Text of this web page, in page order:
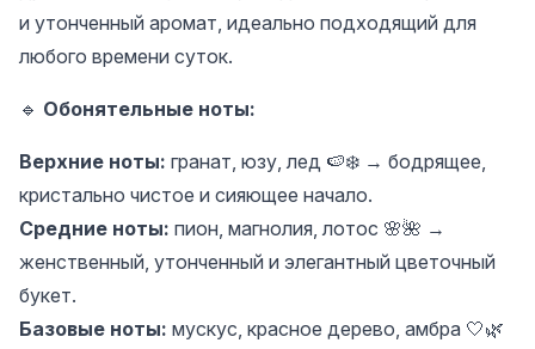
и утонченный аромат, идеально подходящий для
любого времени суток.
🔹 Обонятельные ноты:
Верхние ноты: гранат, юзу, лед 🍉❄️ → бодрящее,
кристально чистое и сияющее начало.
Средние ноты: пион, магнолия, лотос 🌸🌺 →
женственный, утонченный и элегантный цветочный
букет.
Базовые ноты: мускус, красное дерево, амбра 🤍🌿